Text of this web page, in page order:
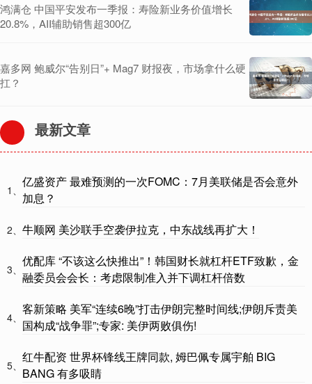
鸿满仓 中国平安发布一季报：寿险新业务价值增长
20.8%，AII辅助销售超300亿
嘉多网 鲍威尔“告别日”+ Mag7 财报夜，市场拿什么硬
扛？
最新文章
1、
亿盛资产 最难预测的一次FOMC：7月美联储是否会意外
加息？
2、 牛顺网 美沙联手空袭伊拉克，中东战线再扩大！
3、
优配库 “不该这么快推出”！韩国财长就杠杆ETF致歉，金
融委员会会长：考虑限制准入并下调杠杆倍数
4、
客新策略 美军“连续6晚”打击伊朗完整时间线;伊朗斥责美
国构成“战争罪”;专家: 美伊两败俱伤!
5、
红牛配资 世界杯锋线王牌同款, 姆巴佩专属宇舶 BIG
BANG 有多吸睛